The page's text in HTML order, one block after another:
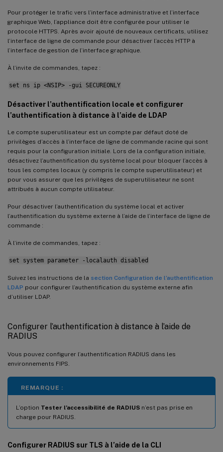
Pour protéger le trafic vers l’interface administrative et l’interface
graphique Web, l’appliance doit être configurée pour utiliser le
protocole HTTPS. Après avoir ajouté de nouveaux certificats, utilisez
l’interface de ligne de commande pour désactiver l’accès HTTP à
l’interface de gestion de l’interface graphique.
À l’invite de commandes, tapez :
set ns ip <NSIP> -gui SECUREONLY
Désactiver l’authentification locale et configurer
l’authentification à distance à l’aide de LDAP
Le compte superutilisateur est un compte par défaut doté de
privilèges d’accès à l’interface de ligne de commande racine qui sont
requis pour la configuration initiale. Lors de la configuration initiale,
désactivez l’authentification du système local pour bloquer l’accès à
tous les comptes locaux (y compris le compte superutilisateur) et
pour vous assurer que les privilèges de superutilisateur ne sont
attribués à aucun compte utilisateur.
Pour désactiver l’authentification du système local et activer
l’authentification du système externe à l’aide de l’interface de ligne de
commande :
À l’invite de commandes, tapez :
set system parameter -localauth disabled
Suivez les instructions de la section Configuration de l’authentification
LDAP pour configurer l’authentification du système externe afin
d’utiliser LDAP.
Configurer l’authentification à distance à l’aide de
RADIUS
Vous pouvez configurer l’authentification RADIUS dans les
environnements FIPS.
REMARQUE :
L’option Tester l’accessibilité de RADIUS n’est pas prise en
charge pour RADIUS.
Configurer RADIUS sur TLS à l’aide de la CLI